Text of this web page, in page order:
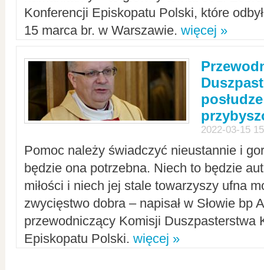
Konferencji Episkopatu Polski, które
15 marca br. w Warszawie. więcej »
2022-03-15
Pomoc należy świadczyć nieustannie i
będzie ona potrzebna. Niech to będzie
miłości i niech jej stale towarzyszy ufna
zwycięstwo dobra – napisał w Słowie bp
przewodniczący Komisji Duszpasterstwa
Episkopatu Polski. więcej »